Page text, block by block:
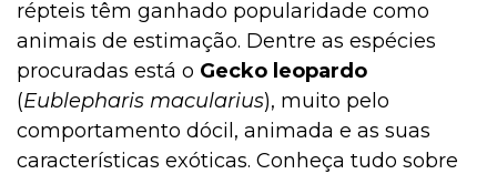
répteis têm ganhado popularidade como
animais de estimação. Dentre as espécies
procuradas está o Gecko leopardo
(Eublepharis macularius), muito pelo
comportamento dócil, animada e as suas
características exóticas. Conheça tudo sobre